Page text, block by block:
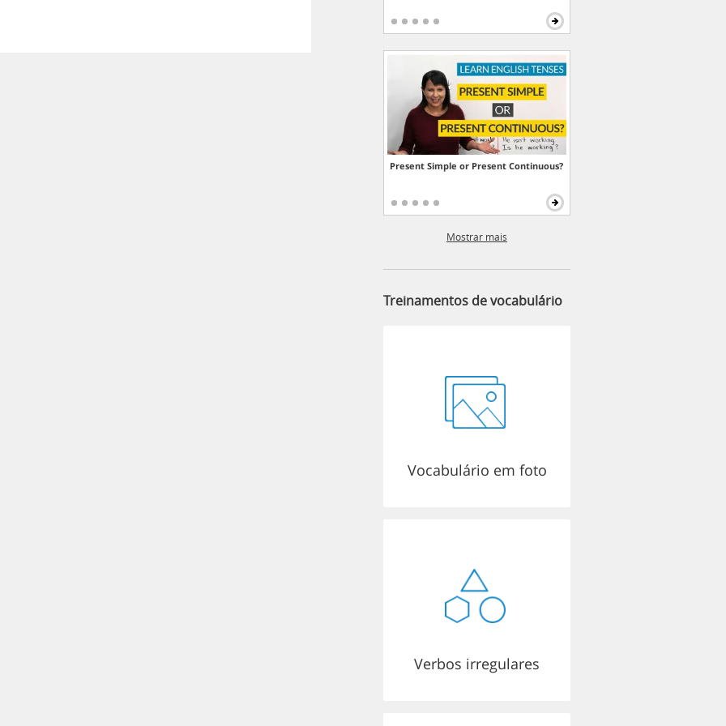
Present Simple or Present Continuous?
Mostrar mais
Treinamentos de vocabulário
Vocabulário em foto
Verbos irregulares